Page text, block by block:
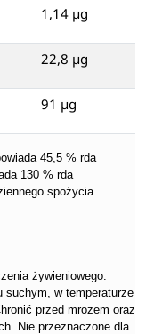
1,14 µg
22,8 µg
91 µg
45,5 % rda
130 % rda
spożycia.
żywieniowego.
suchym, w temperaturze
przed mrozem oraz
Nie przeznaczone dla